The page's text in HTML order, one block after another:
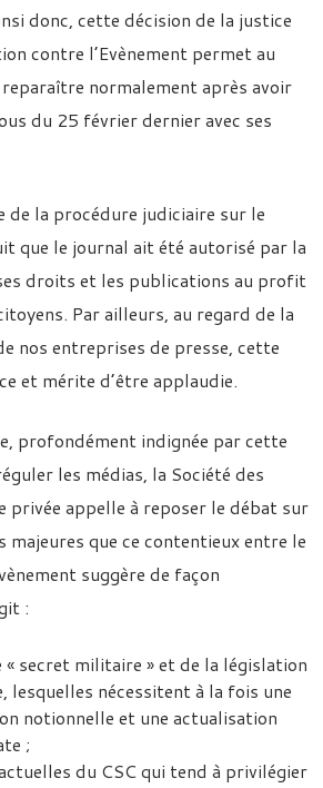
donc, cette décision de la justice
contre l’Evènement permet au
normalement après avoir
du 25 février dernier avec ses
de la procédure judiciaire sur le
que le journal ait été autorisé par la
droits et les publications au profit
Par ailleurs, au regard de la
nos entreprises de presse, cette
et mérite d’être applaudie.
profondément indignée par cette
les médias, la Société des
privée appelle à reposer le débat sur
majeures que ce contentieux entre le
suggère de façon
:
« secret militaire » et de la législation
lesquelles nécessitent à la fois une
notionnelle et une actualisation
;
du CSC qui tend à privilégier